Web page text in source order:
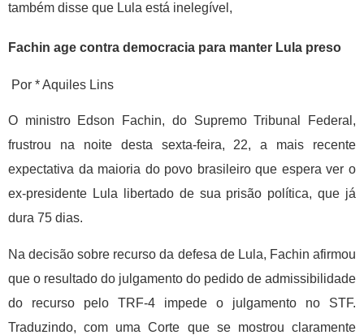
também disse que Lula está inelegível,
Fachin age contra democracia para manter Lula preso
Por * Aquiles Lins
O ministro Edson Fachin, do Supremo Tribunal Federal,
frustrou na noite desta sexta-feira, 22, a mais recente
expectativa da maioria do povo brasileiro que espera ver o
ex-presidente Lula libertado de sua prisão política, que já
dura 75 dias.
Na decisão sobre recurso da defesa de Lula, Fachin afirmou
que o resultado do julgamento do pedido de admissibilidade
do recurso pelo TRF-4 impede o julgamento no STF.
Traduzindo, com uma Corte que se mostrou claramente